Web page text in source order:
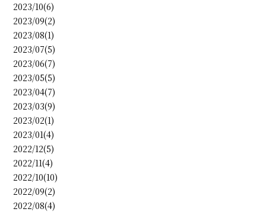
2023/10(6)
2023/09(2)
2023/08(1)
2023/07(5)
2023/06(7)
2023/05(5)
2023/04(7)
2023/03(9)
2023/02(1)
2023/01(4)
2022/12(5)
2022/11(4)
2022/10(10)
2022/09(2)
2022/08(4)